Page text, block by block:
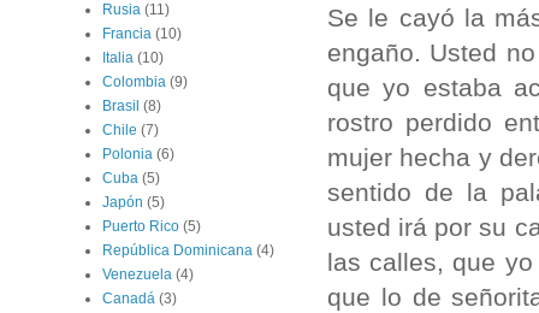
Se le cayó la
engaño. Usted
que yo estaba
rostro perdido
mujer hecha y
sentido de la
usted irá por su
las calles, que
que lo de
Rusia (11)
Francia (10)
Italia (10)
Colombia (9)
Brasil (8)
Chile (7)
Polonia (6)
Cuba (5)
Japón (5)
Puerto Rico (5)
República Dominicana (4)
Venezuela (4)
Canadá (3)